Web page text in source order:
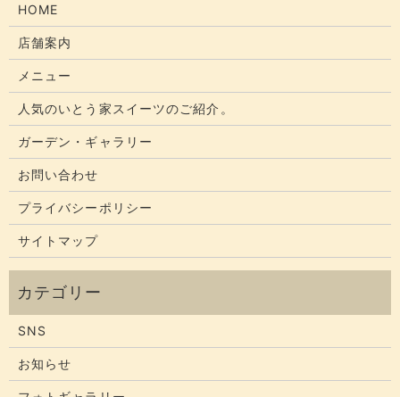
HOME
店舗案内
メニュー
人気のいとう家スイーツのご紹介。
ガーデン・ギャラリー
お問い合わせ
プライバシーポリシー
サイトマップ
SNS
お知らせ